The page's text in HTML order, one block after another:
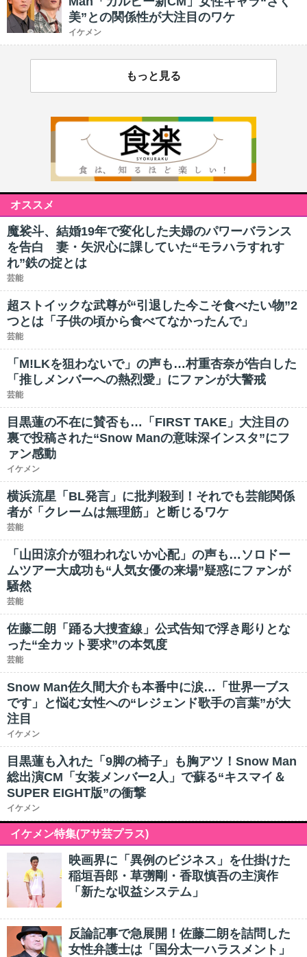
美”との関係性が大注目のワケ
イケメン
もっと見る
オススメ
魔裟斗、結婚19年で変化した夫婦のパワーバランス
を告白 妻・矢沢心に課していた“モラハラすれす
れ”鉄の掟とは
芸能
超ストイックな武尊が“引退した今こそ食べたい物”2
つとは「子供の頃から食べてなかったんで」
芸能
「M!LKを狙わないで」の声も…村重杏奈が告白した
「推しメンバーへの熱烈愛」にファンが大警戒
芸能
目黒蓮の不在に賛否も…「FIRST TAKE」大注目の
裏で投稿された“Snow Manの意味深インスタ”にフ
ァン感動
イケメン
横浜流星「BL発言」に批判殺到！それでも芸能関係
者が「クレームは無理筋」と断じるワケ
芸能
「山田涼介が狙われないか心配」の声も…ソロドー
ムツアー大成功も“人気女優の来場”疑惑にファンが
騒然
芸能
佐藤二朗「踊る大捜査線」公式告知で浮き彫りとな
った“全カット要求”の本気度
芸能
Snow Man佐久間大介も本番中に涙…「世界一ブス
です」と悩む女性への“レジェンド歌手の言葉”が大
注目
イケメン
目黒蓮も入れた「9脚の椅子」も胸アツ！Snow Man
総出演CM「女装メンバー2人」で蘇る“キスマイ＆
SUPER EIGHT版”の衝撃
イケメン
イケメン特集(アサ芸プラス)
映画界に「異例のビジネス」を仕掛けた
稲垣吾郎・草彅剛・香取慎吾の主演作
「新たな収益システム」
反論記事で急展開！佐藤二朗を詰問した
女性弁護士は「国分太一ハラスメント」